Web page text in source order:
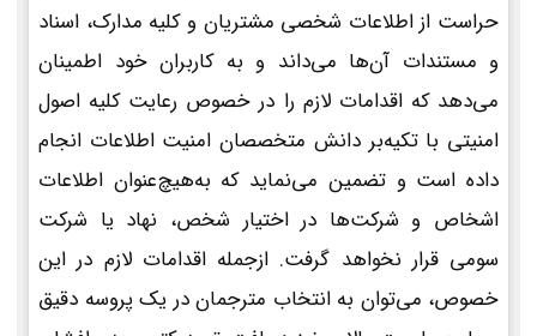
حراست از اطلاعات شخصی مشتریان و کلیه مدارک، اسناد
و مستندات آن‌ها می‌داند و به کاربران خود اطمینان
می‌دهد که اقدامات لازم را در خصوص رعایت کلیه اصول
امنیتی با تکیه‌بر دانش متخصصان امنیت اطلاعات انجام
داده است و تضمین می‌نماید که به‌هیچ‌عنوان اطلاعات
اشخاص و شرکت‌ها در اختیار شخص، نهاد یا شرکت
سومی قرار نخواهد گرفت. ازجمله اقدامات لازم در این
خصوص، می‌توان به انتخاب مترجمان در یک پروسه دقیق